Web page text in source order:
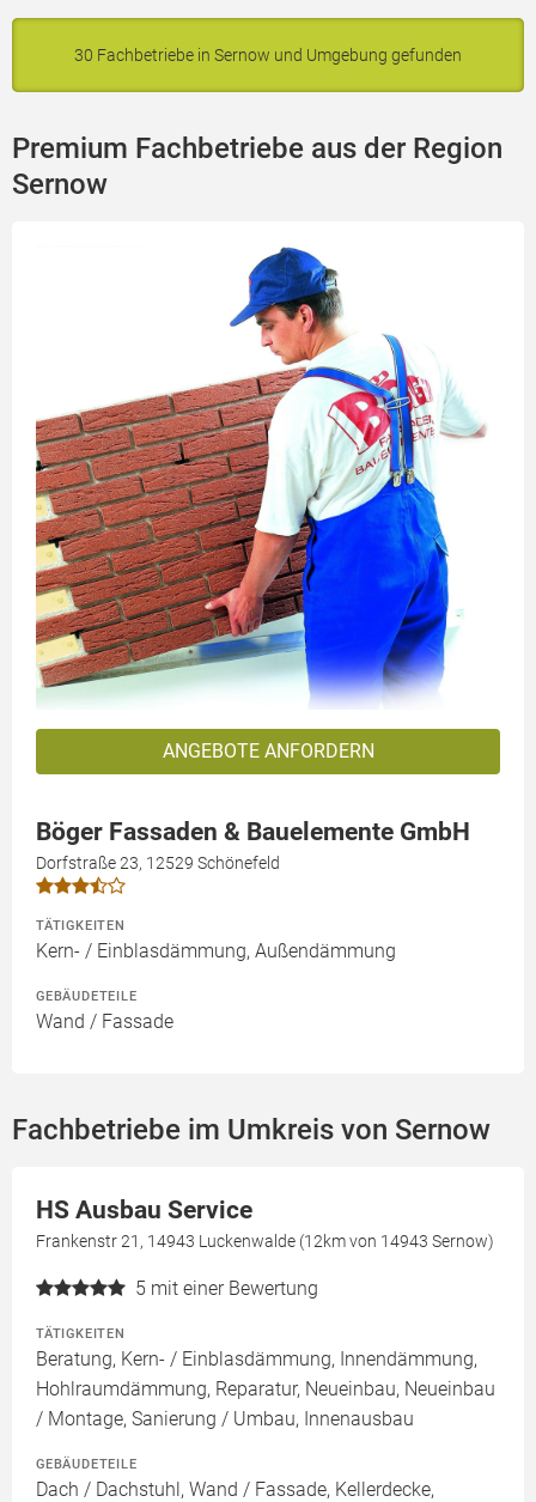
30 Fachbetriebe in Sernow und Umgebung gefunden
Premium Fachbetriebe aus der Region
Sernow
ANGEBOTE ANFORDERN
Böger Fassaden & Bauelemente GmbH
Dorfstraße 23, 12529 Schönefeld
TÄTIGKEITEN
Kern- / Einblasdämmung, Außendämmung
GEBÄUDETEILE
Wand / Fassade
Fachbetriebe im Umkreis von Sernow
HS Ausbau Service
Frankenstr 21, 14943 Luckenwalde (12km von 14943 Sernow)
5 mit einer Bewertung
TÄTIGKEITEN
Beratung, Kern- / Einblasdämmung, Innendämmung,
Hohlraumdämmung, Reparatur, Neueinbau, Neueinbau
/ Montage, Sanierung / Umbau, Innenausbau
GEBÄUDETEILE
Dach / Dachstuhl, Wand / Fassade, Kellerdecke,